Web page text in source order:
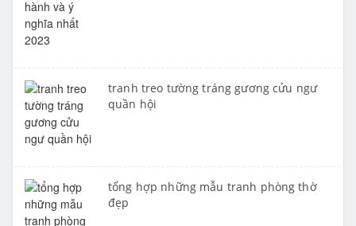
tranh treo tường tráng gương cửu ngư
quần hội
tổng hợp những mẫu tranh phòng thờ
đẹp